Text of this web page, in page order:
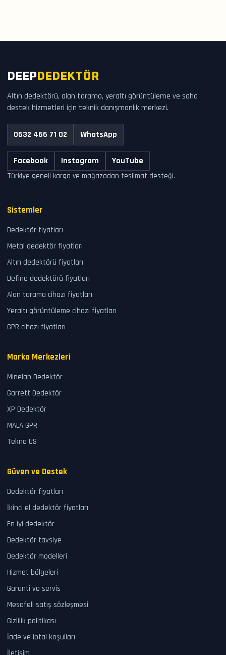
DEEP DEDEKTÖR
Altın dedektörü, alan tarama, yeraltı görüntüleme ve saha
destek hizmetleri için teknik danışmanlık merkezi.
0532 466 71 02 WhatsApp
Facebook Instagram YouTube
Türkiye geneli kargo ve mağazadan teslimat desteği.
Sistemler
Dedektör fiyatları
Metal dedektör fiyatları
Altın dedektörü fiyatları
Define dedektörü fiyatları
Alan tarama cihazı fiyatları
Yeraltı görüntüleme cihazı fiyatları
GPR cihazı fiyatları
Marka Merkezleri
Minelab Dedektör
Garrett Dedektör
XP Dedektör
MALA GPR
Tekno US
Güven ve Destek
Dedektör fiyatları
İkinci el dedektör fiyatları
En iyi dedektör
Dedektör tavsiye
Dedektör modelleri
Hizmet bölgeleri
Garanti ve servis
Mesafeli satış sözleşmesi
Gizlilik politikası
İade ve iptal koşulları